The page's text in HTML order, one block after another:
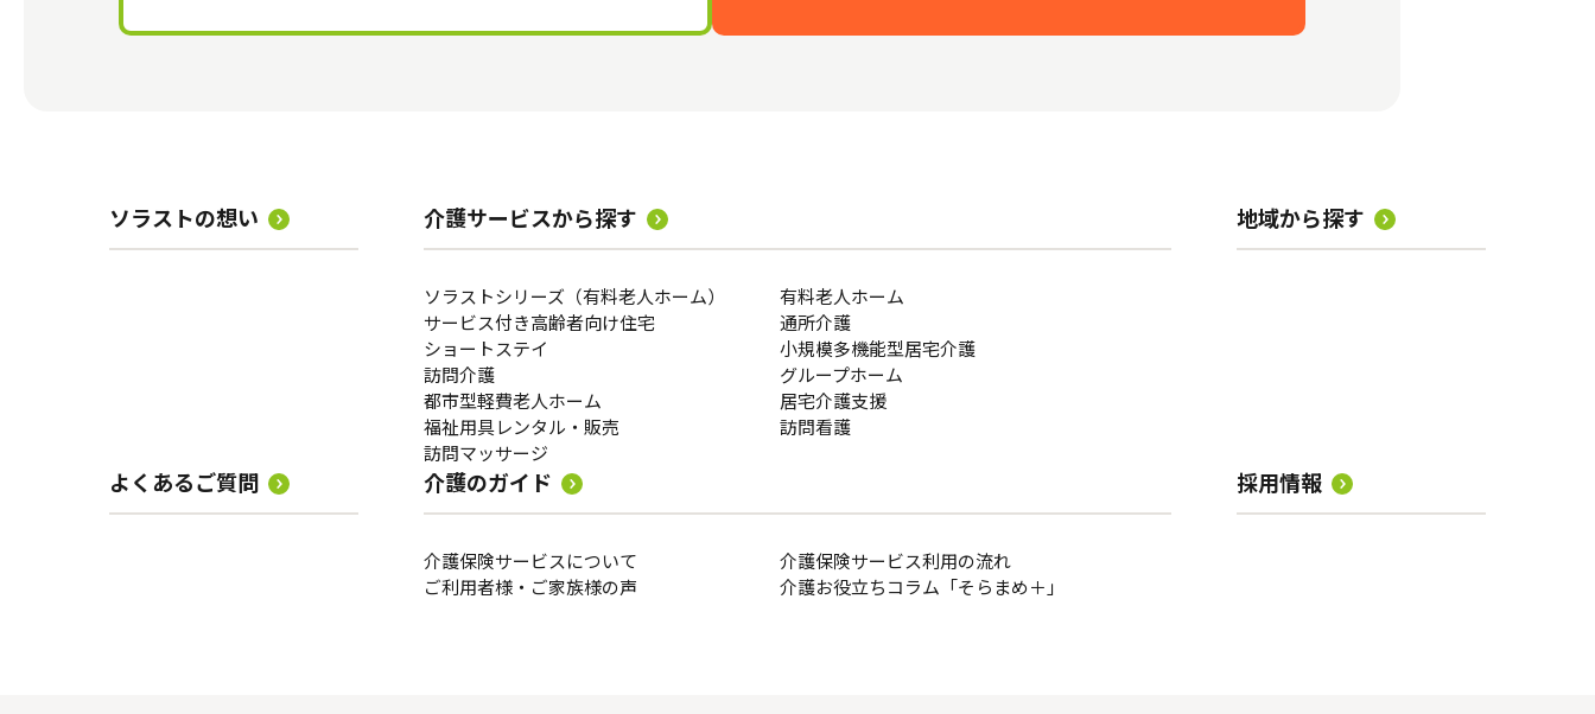
ソラストの想い 介護サービスから探す
ソラストシリーズ（有料老人ホーム）
有料老人ホーム
サービス付き高齢者向け住宅
通所介護
ショートステイ
小規模多機能型居宅介護
訪問介護
グループホーム
都市型軽費老人ホーム
居宅介護支援
福祉用具レンタル・販売
訪問看護
訪問マッサージ
地域から探す
よくあるご質問 介護のガイド
介護保険サービスについて
介護保険サービス利用の流れ
ご利用者様・ご家族様の声
介護お役立ちコラム「そらまめ＋」
採用情報